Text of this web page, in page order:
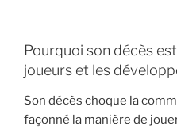
Pourquoi son décès
joueurs et les
Son décès choque la
façonné la manière de